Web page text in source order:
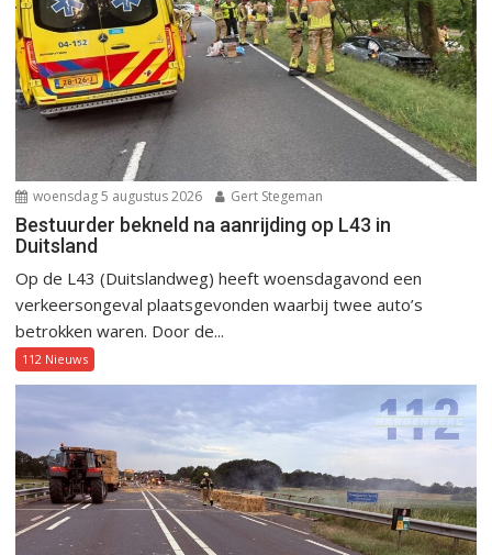
woensdag 5 augustus 2026 Gert Stegeman
Bestuurder bekneld na aanrijding op L43 in
Duitsland
Op de L43 (Duitslandweg) heeft woensdagavond een
verkeersongeval plaatsgevonden waarbij twee auto’s
betrokken waren. Door de...
112 Nieuws